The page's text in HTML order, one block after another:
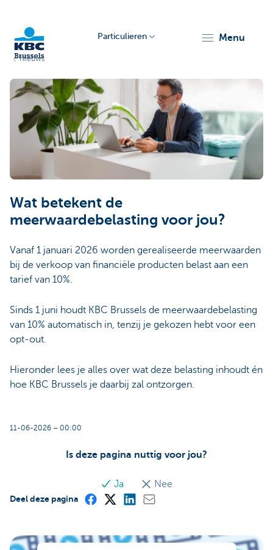
Brussels
Particulieren menu
Nieuws
Wat betekent de
meerwaardebelasting voor jou?
Vanaf 1 januari 2026 worden gerealiseerde meerwaarden
bij de verkoop van financiële producten belast aan een
tarief van 10%.
Sinds 1 juni houdt KBC Brussels de meerwaardebelasting
van 10% automatisch in, tenzij je gekozen hebt voor een
opt-out.
Hieronder lees je alles over wat deze belasting inhoudt én
hoe KBC Brussels je daarbij zal ontzorgen.
11-06-2026 – 00:00
Is deze pagina nuttig voor jou?
Ja Nee
Deel deze pagina